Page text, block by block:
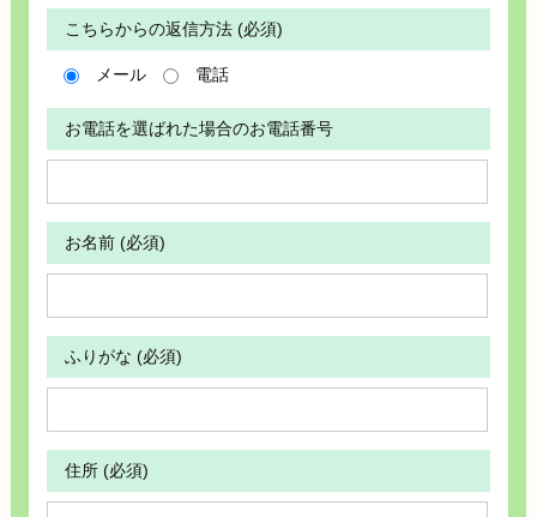
こちらからの返信方法 (必須)
メール 電話
お電話を選ばれた場合のお電話番号
お名前 (必須)
ふりがな (必須)
住所 (必須)